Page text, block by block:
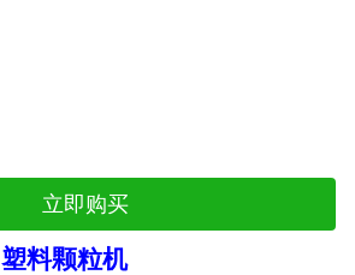
立即购买
塑料颗粒机